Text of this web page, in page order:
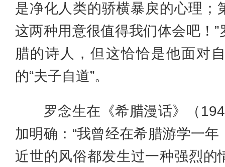
是净化人类的骄横暴戾的心理；
这两种用意很值得我们体会吧！
腊的诗人，但这恰恰是他面对
的“夫子自道”。
罗念生在《希腊漫话》（
加明确：“我曾经在希腊游学一
近世的风俗都发生过一种强烈